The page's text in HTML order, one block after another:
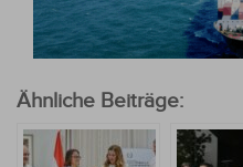
Ähnliche Beiträge: